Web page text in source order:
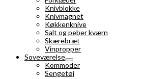
Knivblokke
Knivmagnet
Køkkenknive
Salt og peber kværn
Skærebræt
Vinpropper
Soveværelse
Kommoder
Sengetøj